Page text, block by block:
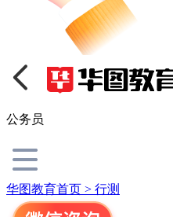
公务员
华图教育首页 > 行测